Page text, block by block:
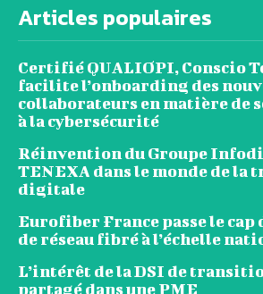
Articles populaires
Certifié QUALIOPI, Conscio
facilite l’onboarding des
collaborateurs en matière de
à la cybersécurité
Réinvention du Groupe
TENEXA dans le monde de
digitale
Eurofiber France passe le cap
de réseau fibré à l’échelle
L’intérêt de la DSI de
partagé dans une PME